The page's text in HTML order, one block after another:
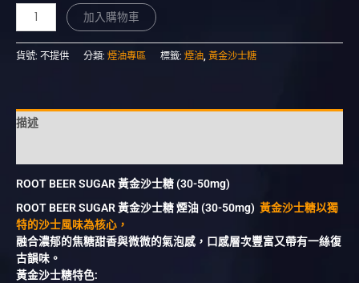
加入購物車
貨號: 不提供 分類: 煙油專區 標籤: 煙油, 黃金沙士糖
描述
ROOT BEER SUGAR 黃金沙士糖 (30-50mg)
ROOT BEER SUGAR 黃金沙士糖 煙油 (30-50mg) 黃金沙士糖以獨
特的沙士風味為核心，
融合濃郁的焦糖甜香與微微的氣泡感，口感層次豐富又帶有一絲復
古韻味。
黃金沙士糖特色: